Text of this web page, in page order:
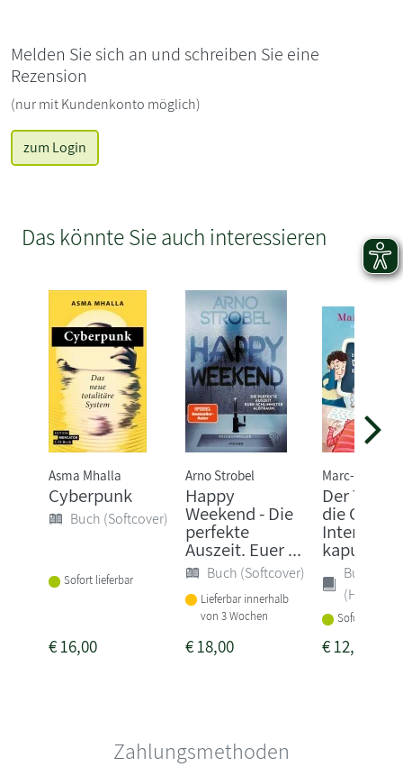
Melden Sie sich an und schreiben Sie eine
Rezension
(nur mit Kundenkonto möglich)
zum Login
Das könnte Sie auch interessieren
Asma Mhalla
Cyberpunk
Buch (Softcover)
Sofort lieferbar
€16,00
Arno Strobel
Happy
Weekend - Die
perfekte
Auszeit. Euer ...
Buch (Softcover)
Lieferbar innerhalb
von 3 Wochen
€18,00
Marc-Uwe
Der Tag,
die Oma
Internet
kaputt...
Buch
Sofort
€12,00
Zahlungsmethoden